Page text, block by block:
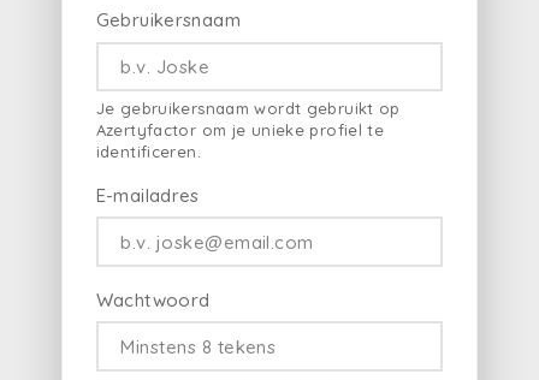
Gebruikersnaam
Je gebruikersnaam wordt gebruikt op
Azertyfactor om je unieke profiel te
identificeren.
E-mailadres
Wachtwoord